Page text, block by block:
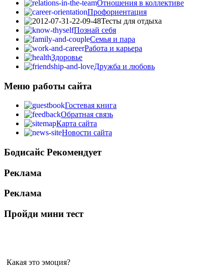
Отношения в коллективе
Профориентация
Тесты для отдыха
Познай себя
Семья и пара
Работа и карьера
Здоровье
Дружба и любовь
Меню работы сайта
Гостевая книга
Обратная связь
Карта сайта
Новости сайта
Бодисайс Рекомендует
Реклама
Реклама
Пройди мини тест
Какая это эмоция?